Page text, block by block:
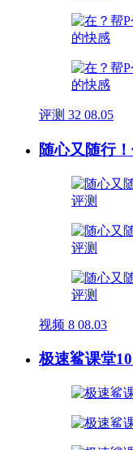
评测 32 08.05
随心又随行
视频 8 08.03
极速鲨课堂